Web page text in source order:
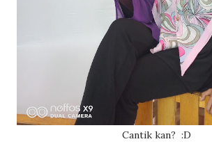
Cantik kan? :D